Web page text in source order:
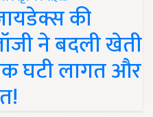
की
ने बदली खेती
घटी लागत और